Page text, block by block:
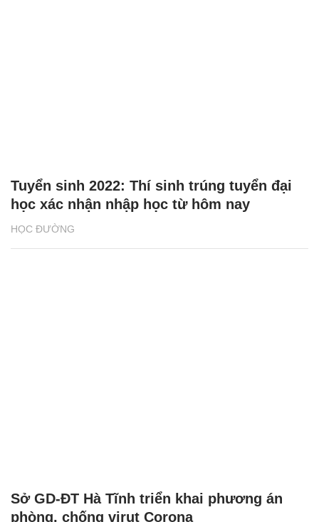
HỌC ĐƯỜNG
Tuyển sinh 2022: Thí sinh trúng tuyển đại
học xác nhận nhập học từ hôm nay
Sở GD-ĐT Hà Tĩnh triển khai phương án
phòng, chống virut Corona